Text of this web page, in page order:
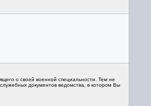
о своей военной специальности. Тем не
документов ведомства, в котором Вы